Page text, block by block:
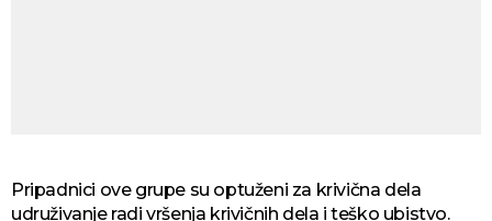
Pripadnici ove grupe su optuženi za krivična dela
udruživanje radi vršenja krivičnih dela i teško ubistvo.